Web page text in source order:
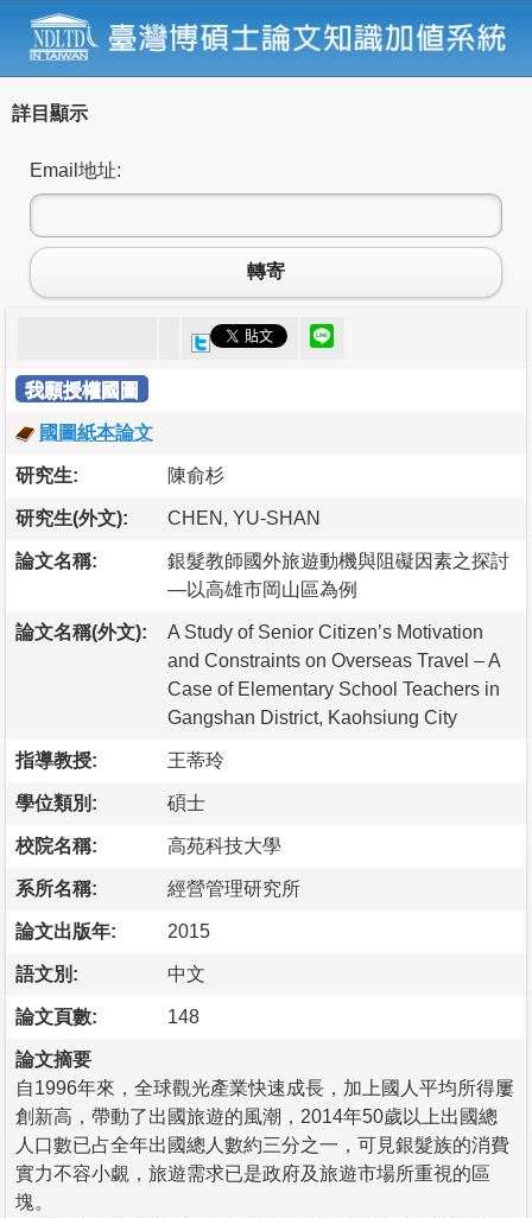
詳目顯示
Email地址:
轉寄
我願授權國圖
國圖紙本論文
研究生: 陳俞杉
研究生(外文): CHEN, YU-SHAN
論文名稱:
銀髮教師國外旅遊動機與阻礙因素之探討
—以高雄市岡山區為例
論文名稱(外文):
A Study of Senior Citizen’s Motivation
and Constraints on Overseas Travel – A
Case of Elementary School Teachers in
Gangshan District, Kaohsiung City
指導教授: 王蒂玲
學位類別: 碩士
校院名稱: 高苑科技大學
系所名稱: 經營管理研究所
論文出版年: 2015
語文別: 中文
論文頁數: 148
論文摘要
自1996年來，全球觀光產業快速成長，加上國人平均所得屢
創新高，帶動了出國旅遊的風潮，2014年50歲以上出國總
人口數已占全年出國總人數約三分之一，可見銀髮族的消費
實力不容小覷，旅遊需求已是政府及旅遊市場所重視的區
塊。